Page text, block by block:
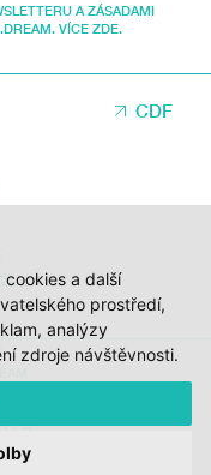
a další
prostředí,
analýzy
zdroje návštěvnosti.
A ZÁSADAMI
VÍCE ZDE.
CDF
KRAJE VYSOČINA A
ČR.
S2 STUDIO